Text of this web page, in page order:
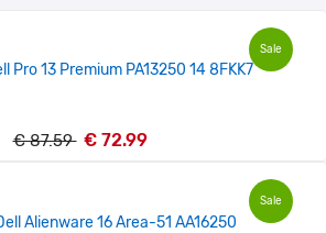
Sale
Pro 13 Premium PA13250 14 8FKK7
€ 87.59 € 72.99
Sale
Alienware 16 Area-51 AA16250